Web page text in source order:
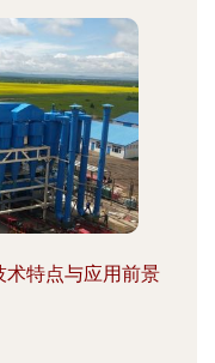
术特点与应用前景